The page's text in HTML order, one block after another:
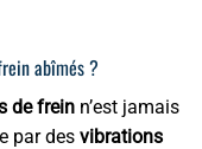
abîmés ?
de frein n’est jamais
par des vibrations